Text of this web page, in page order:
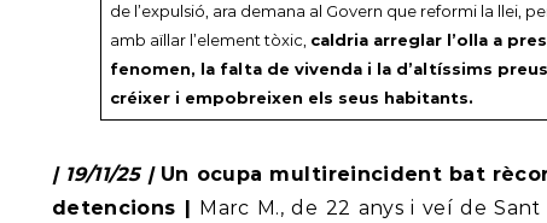
de l’expulsió, ara demana al Govern que reformi la llei,
amb aïllar l’element tòxic, caldria arreglar l’olla a
fenomen, la falta de vivenda i la d’altíssims
créixer i empobreixen els seus habitants.
| 19/11/25 |Un ocupa multireincident bat
detencions |
Marc M., de 22 anys i veí de